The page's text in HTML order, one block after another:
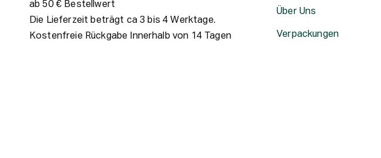
ab 50 € Bestellwert
Die Lieferzeit beträgt ca 3 bis 4 Werktage.
Kostenfreie Rückgabe Innerhalb von 14 Tagen
Über Uns
Verpackungen